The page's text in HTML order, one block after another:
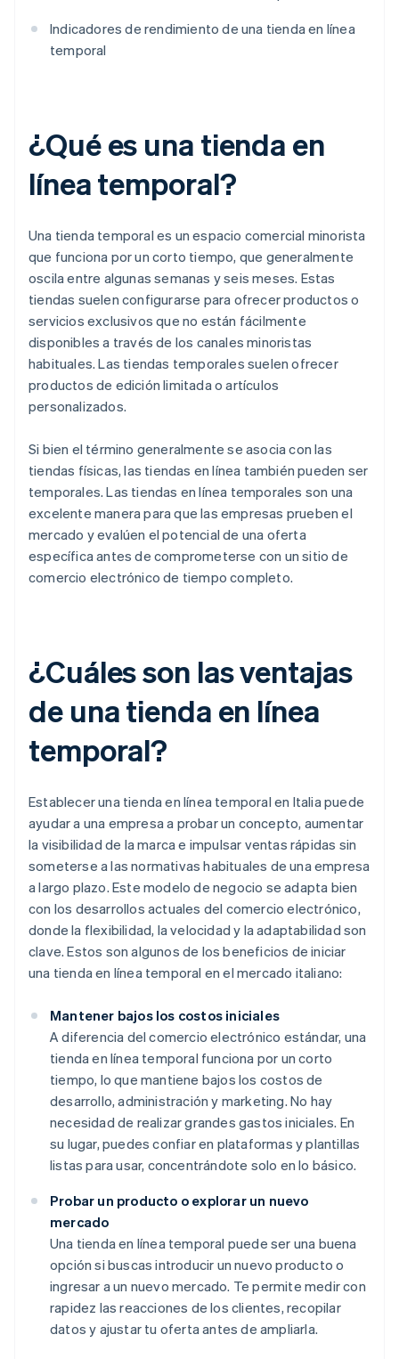
Indicadores de rendimiento de una tienda en línea
temporal
¿Qué es una tienda en
línea temporal?
Una tienda temporal es un espacio comercial minorista
que funciona por un corto tiempo, que generalmente
oscila entre algunas semanas y seis meses. Estas
tiendas suelen configurarse para ofrecer productos o
servicios exclusivos que no están fácilmente
disponibles a través de los canales minoristas
habituales. Las tiendas temporales suelen ofrecer
productos de edición limitada o artículos
personalizados.
Si bien el término generalmente se asocia con las
tiendas físicas, las tiendas en línea también pueden ser
temporales. Las tiendas en línea temporales son una
excelente manera para que las empresas prueben el
mercado y evalúen el potencial de una oferta
específica antes de comprometerse con un sitio de
comercio electrónico de tiempo completo.
¿Cuáles son las ventajas
de una tienda en línea
temporal?
Establecer una tienda en línea temporal en Italia puede
ayudar a una empresa a probar un concepto, aumentar
la visibilidad de la marca e impulsar ventas rápidas sin
someterse a las normativas habituales de una empresa
a largo plazo. Este modelo de negocio se adapta bien
con los desarrollos actuales del comercio electrónico,
donde la flexibilidad, la velocidad y la adaptabilidad son
clave. Estos son algunos de los beneficios de iniciar
una tienda en línea temporal en el mercado italiano:
Mantener bajos los costos iniciales
A diferencia del comercio electrónico estándar, una
tienda en línea temporal funciona por un corto
tiempo, lo que mantiene bajos los costos de
desarrollo, administración y marketing. No hay
necesidad de realizar grandes gastos iniciales. En
su lugar, puedes confiar en plataformas y plantillas
listas para usar, concentrándote solo en lo básico.
Probar un producto o explorar un nuevo
mercado
Una tienda en línea temporal puede ser una buena
opción si buscas introducir un nuevo producto o
ingresar a un nuevo mercado. Te permite medir con
rapidez las reacciones de los clientes, recopilar
datos y ajustar tu oferta antes de ampliarla.